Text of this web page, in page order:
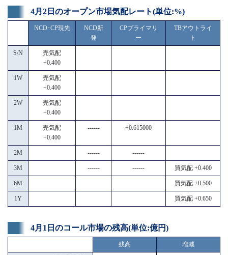
4月2日のオープン市場気配レート(単位:%)
NCD･CP現先
NCD新
発
CPプライマリ
ー
TBアウトライ
ト
S/N
売気配
+0.400
1W
売気配
+0.400
2W
売気配
+0.400
1M
売気配
+0.400
------ +0.615000
2M ------ ------
3M ------ ------ 買気配 +0.400
6M 買気配 +0.500
1Y 買気配 +0.650
4月1日のコール市場の残高(単位:億円)
残高 増減